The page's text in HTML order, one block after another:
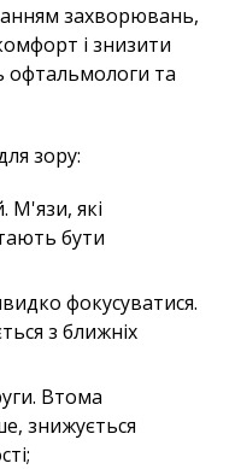
захворювань,
і знизити
офтальмологи та
зору:
М'язи, які
бути
фокусуватися.
з ближніх
Втома
знижується